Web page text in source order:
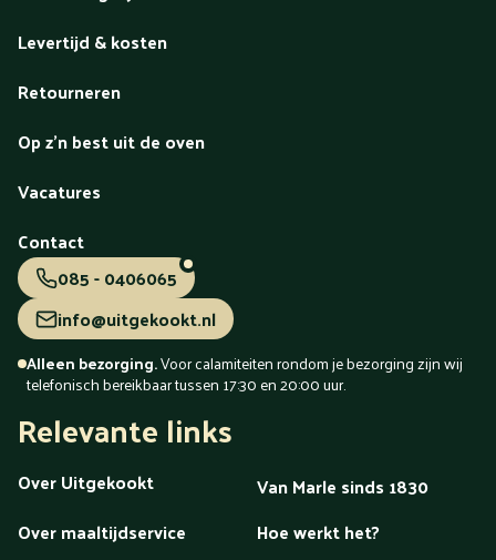
Levertijd & kosten
Retourneren
Op z'n best uit de oven
Vacatures
Contact
085 - 0406065
info@uitgekookt.nl
Alleen bezorging.Voor calamiteiten rondom je bezorging zijn wij
telefonisch bereikbaar tussen 17:30 en 20:00 uur.
Relevante links
Over Uitgekookt
Van Marle sinds 1830
Over maaltijdservice
Hoe werkt het?